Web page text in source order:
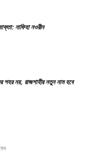
নাফিহা নওরীন
শহর নয়, রাজশাহীর নতুন নাম হবে